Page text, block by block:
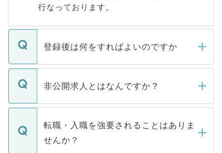
行なっております。
登録後は何をすればよいのですか
ご登録いただきましたら、弊社担当者がご
登録内容を確認し、その後メールもしくは
ます。通常、5営業日以内にはご連絡をせて
いただきますので、しばらくお待ちくださ
い。
非公開求人とはなんですか？
マイナビDOCTORで取り扱っている求人の
うち約3割は、Webサイトからご覧いただ
けない「非公開求人」です。非公開求人は
下記の理由によって、一般には公開してい
転職・入職を強要されることはありま
せんか？